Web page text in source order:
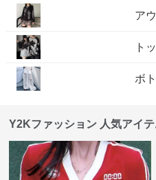
ア
ト
ボ
Y2Kファッション 人気アイテ